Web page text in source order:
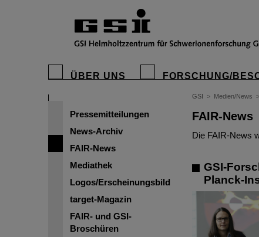
ÜBER UNS FORSCHUNG/
Pressemitteilungen
News-Archiv
FAIR-News
Mediathek
Logos/Erscheinungsbild
target-Magazin
FAIR- und GSI-
Broschüren
GSI > Medien/News >
FAIR-News
Die FAIR-News
GSI-
Planck-